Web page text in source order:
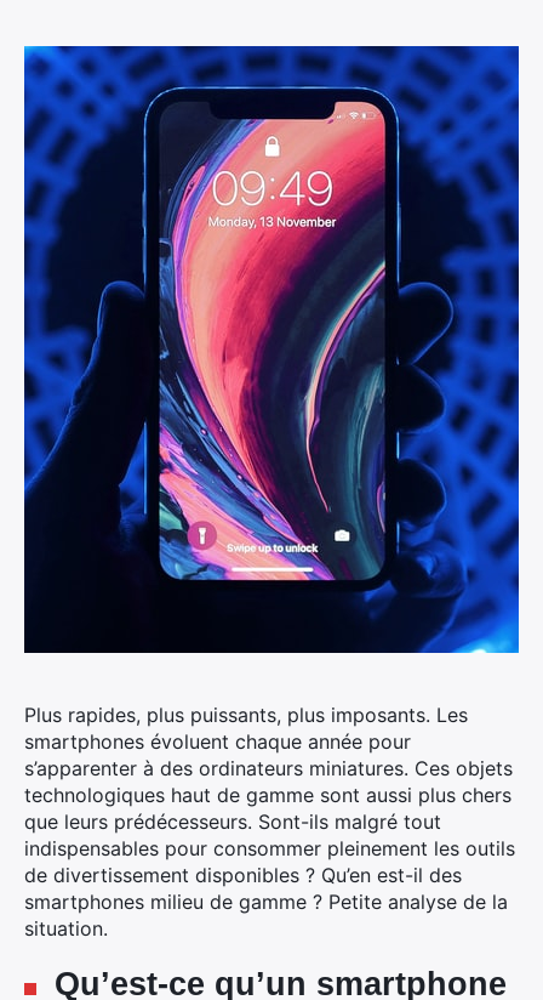
Plus rapides, plus puissants, plus imposants. Les
smartphones évoluent chaque année pour
s’apparenter à des ordinateurs miniatures. Ces objets
technologiques haut de gamme sont aussi plus chers
que leurs prédécesseurs. Sont-ils malgré tout
indispensables pour consommer pleinement les outils
de divertissement disponibles ? Qu’en est-il des
smartphones milieu de gamme ? Petite analyse de la
situation.
Qu’est-ce qu’un smartphone